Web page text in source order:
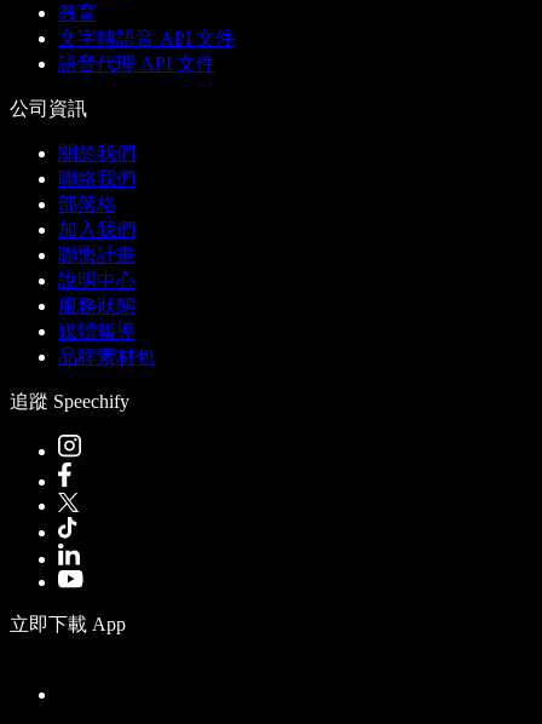
教育
文字轉語音 API 文件
語音代理 API 文件
公司資訊
關於我們
聯絡我們
部落格
加入我們
聯盟計畫
說明中心
服務狀態
媒體報導
品牌素材包
追蹤 Speechify
立即下載 App